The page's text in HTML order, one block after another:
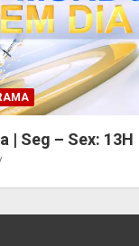
| Seg – Sex: 13H